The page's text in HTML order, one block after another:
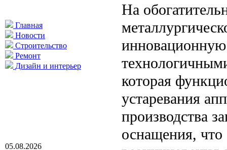
Главная
Новости
Строительство
Ремонт
Дизайн и интерьер
05.08.2026
На
инновационную
которая
устаревания
производства
оснащения, что